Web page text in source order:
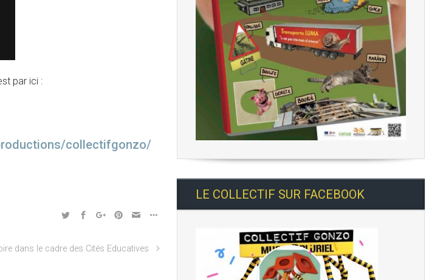
par ici :
collectifgonzo/
dans le cadre des Cités Educatives
LE COLLECTIF SUR FACEBOOK